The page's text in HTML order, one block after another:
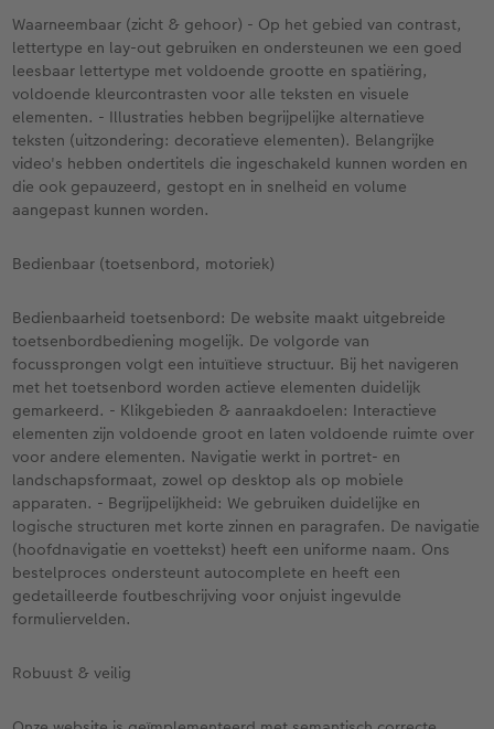
Waarneembaar (zicht & gehoor) - Op het gebied van contrast,
lettertype en lay-out gebruiken en ondersteunen we een goed
leesbaar lettertype met voldoende grootte en spatiëring,
voldoende kleurcontrasten voor alle teksten en visuele
elementen. - Illustraties hebben begrijpelijke alternatieve
teksten (uitzondering: decoratieve elementen). Belangrijke
video's hebben ondertitels die ingeschakeld kunnen worden en
die ook gepauzeerd, gestopt en in snelheid en volume
aangepast kunnen worden.
Bedienbaar (toetsenbord, motoriek)
Bedienbaarheid toetsenbord: De website maakt uitgebreide
toetsenbordbediening mogelijk. De volgorde van
focussprongen volgt een intuïtieve structuur. Bij het navigeren
met het toetsenbord worden actieve elementen duidelijk
gemarkeerd. - Klikgebieden & aanraakdoelen: Interactieve
elementen zijn voldoende groot en laten voldoende ruimte over
voor andere elementen. Navigatie werkt in portret- en
landschapsformaat, zowel op desktop als op mobiele
apparaten. - Begrijpelijkheid: We gebruiken duidelijke en
logische structuren met korte zinnen en paragrafen. De navigatie
(hoofdnavigatie en voettekst) heeft een uniforme naam. Ons
bestelproces ondersteunt autocomplete en heeft een
gedetailleerde foutbeschrijving voor onjuist ingevulde
formuliervelden.
Robuust & veilig